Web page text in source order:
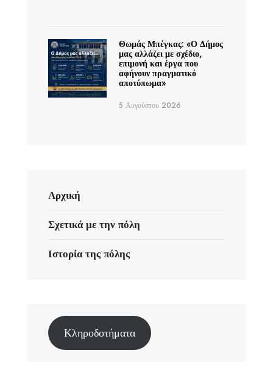
Θωμάς Μπέγκας: «Ο Δήμος
μας αλλάζει με σχέδιο,
επιμονή και έργα που
αφήνουν πραγματικό
αποτύπωμα»
5 Αυγούστου 2026
Αρχική
Σχετικά με την πόλη
Ιστορία της πόλης
Κληροδοτήματα